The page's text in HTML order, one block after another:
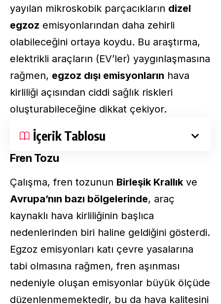
yayılan mikroskobik parçacıkların dizel
egzoz emisyonlarından daha zehirli
olabileceğini ortaya koydu. Bu araştırma,
elektrikli araçların (EV’ler) yaygınlaşmasına
rağmen, egzoz dışı emisyonların hava
kirliliği açısından ciddi sağlık riskleri
oluşturabileceğine dikkat çekiyor.
İçerik Tablosu
Fren Tozu
Çalışma, fren tozunun Birleşik Krallık ve
Avrupa’nın bazı bölgelerinde, araç
kaynaklı hava kirliliğinin başlıca
nedenlerinden biri haline geldiğini gösterdi.
Egzoz emisyonları katı çevre yasalarına
tabi olmasına rağmen, fren aşınması
nedeniyle oluşan emisyonlar büyük ölçüde
düzenlenmemektedir, bu da hava kalitesini